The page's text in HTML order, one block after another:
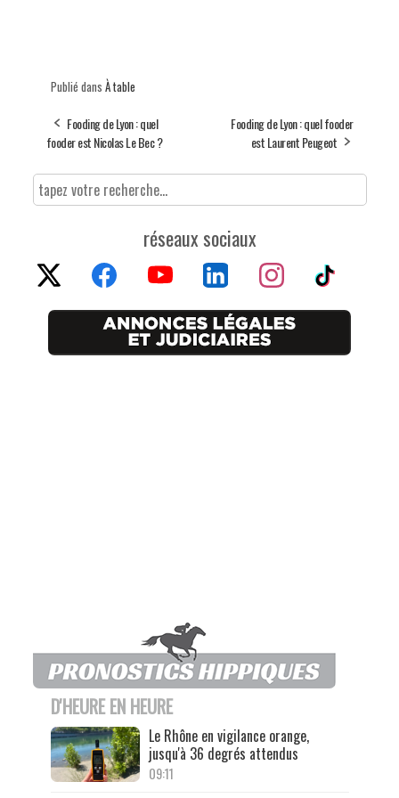
Publié dans À table
Fooding de Lyon : quel
fooder est Nicolas Le Bec ?
Fooding de Lyon : quel fooder
est Laurent Peugeot
réseaux sociaux
D'HEURE EN HEURE
Le Rhône en vigilance orange,
jusqu'à 36 degrés attendus
09:11